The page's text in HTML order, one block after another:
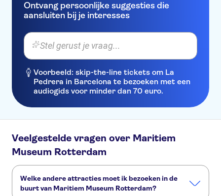
Ontvang persoonlijke suggesties die
aansluiten bij je interesses
Stel gerust je vraag...
Voorbeeld: skip-the-line tickets om La
Pedrera in Barcelona te bezoeken met een
audiogids voor minder dan 70 euro.
Veelgestelde vragen over Maritiem
Museum Rotterdam
Welke andere attracties moet ik bezoeken in de
buurt van Maritiem Museum Rotterdam?